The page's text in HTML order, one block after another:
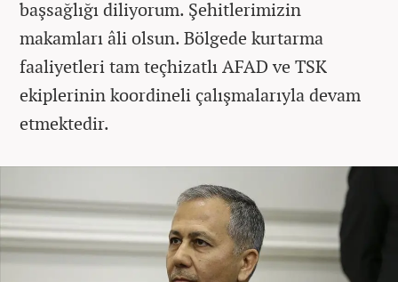
başsağlığı diliyorum. Şehitlerimizin
makamları âli olsun. Bölgede kurtarma
faaliyetleri tam teçhizatlı AFAD ve TSK
ekiplerinin koordineli çalışmalarıyla devam
etmektedir.